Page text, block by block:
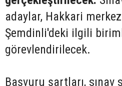
adaylar, Hakkari
Şemdinli'deki ilgili
görevlendirilecek.
Başvuru şartları, sınav